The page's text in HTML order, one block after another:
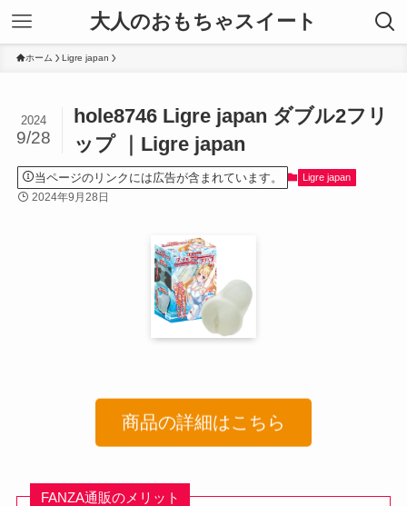
大人のおもちゃスイート
ホーム Ligre japan
hole8746 Ligre japan ダブル2フリ
ップ ｜Ligre japan
2024
9/28
当ページのリンクには広告が含まれています。 Ligre japan
2024年9月28日
商品の詳細はこちら
FANZA通販のメリット